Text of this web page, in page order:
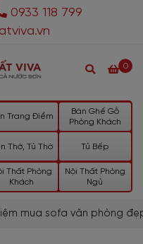
0933 118 799
0
Trang Điểm
Bàn Ghế Gỗ
Phòng Khách
Thờ, Tủ Thờ Tủ Bếp
Thất Phòng
Khách
Nội Thất Phòng
Ngủ
mua sofa văn phòng